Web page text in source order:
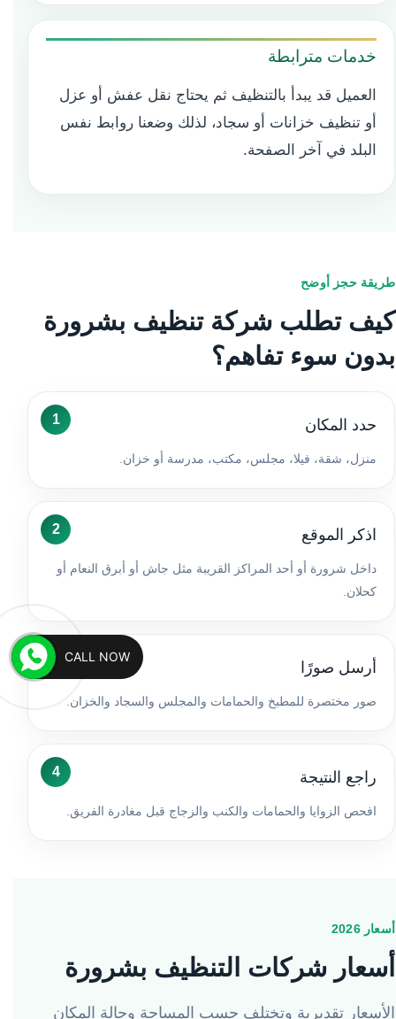
خدمات مترابطة
العميل قد يبدأ بالتنظيف ثم يحتاج نقل عفش أو عزل
أو تنظيف خزانات أو سجاد، لذلك وضعنا روابط نفس
البلد في آخر الصفحة.
طريقة حجز أوضح
كيف تطلب شركة تنظيف بشرورة
بدون سوء تفاهم؟
حدد المكان
منزل، شقة، فيلا، مجلس، مكتب، مدرسة أو خزان.
اذكر الموقع
داخل شرورة أو أحد المراكز القريبة مثل جاش أو أبرق النعام أو
كحلان.
أرسل صورًا
صور مختصرة للمطبخ والحمامات والمجلس والسجاد والخزان.
راجع النتيجة
افحص الزوايا والحمامات والكنب والزجاج قبل مغادرة الفريق.
أسعار 2026
أسعار شركات التنظيف بشرورة
الأسعار تقديرية وتختلف حسب المساحة وحالة المكان
CALL NOW